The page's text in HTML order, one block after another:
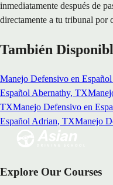
inmediatamente después de
directamente a tu tribunal por
También
Manejo Defensivo en Español
Español Abernathy, TX
TXManejo Defensivo en
Español Adrian, TXManejo
Explore Our Courses